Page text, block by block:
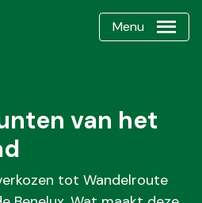
Menu
van het
tot Wandelroute